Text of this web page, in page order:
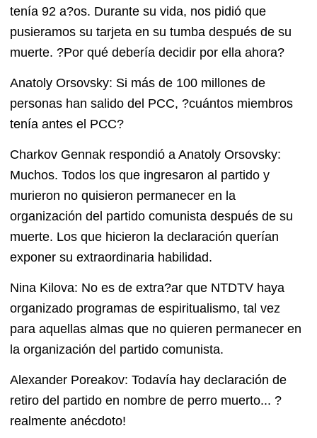
tenía 92 a?os. Durante su vida, nos pidió que
pusieramos su tarjeta en su tumba después de su
muerte. ?Por qué debería decidir por ella ahora?
Anatoly Orsovsky: Si más de 100 millones de
personas han salido del PCC, ?cuántos miembros
tenía antes el PCC?
Charkov Gennak respondió a Anatoly Orsovsky:
Muchos. Todos los que ingresaron al partido y
murieron no quisieron permanecer en la
organización del partido comunista después de su
muerte. Los que hicieron la declaración querían
exponer su extraordinaria habilidad.
Nina Kilova: No es de extra?ar que NTDTV haya
organizado programas de espiritualismo, tal vez
para aquellas almas que no quieren permanecer en
la organización del partido comunista.
Alexander Poreakov: Todavía hay declaración de
retiro del partido en nombre de perro muerto... ?
realmente anécdoto!